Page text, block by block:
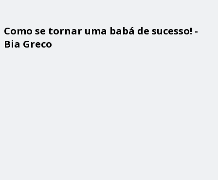
Como se tornar uma babá de sucesso! -
Bia Greco